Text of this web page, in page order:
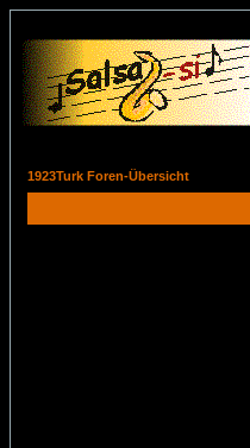
1923Turk Foren-Übersicht